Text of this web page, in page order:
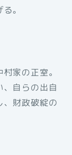
。
家の正室。
自らの出自
財政破綻の